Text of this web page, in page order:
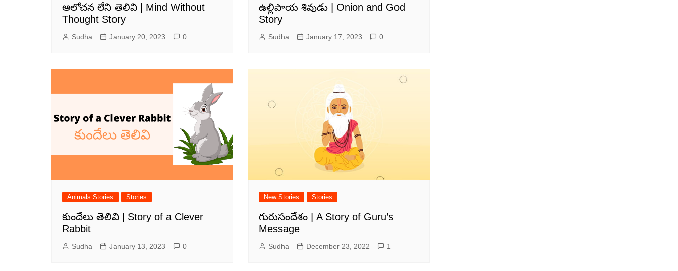
ఆలోచన లేని తెలివి | Mind Without
Thought Story
Sudha January 20, 2023 0
ఉల్లిపాయ శివుడు | Onion and God
Story
Sudha January 17, 2023 0
Animals Stories Stories
కుందేలు తెలివి | Story of a Clever
Rabbit
Sudha January 13, 2023 0
New Stories Stories
గురుసందేశం | A Story of Guru’s
Message
Sudha December 23, 2022 1